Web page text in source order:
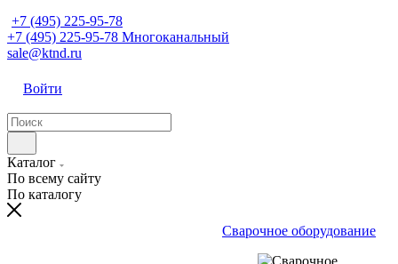
+7 (495) 225-95-78
+7 (495) 225-95-78 Многоканальный
sale@ktnd.ru
Войти
Каталог
По всему сайту
По каталогу
Сварочное оборудование